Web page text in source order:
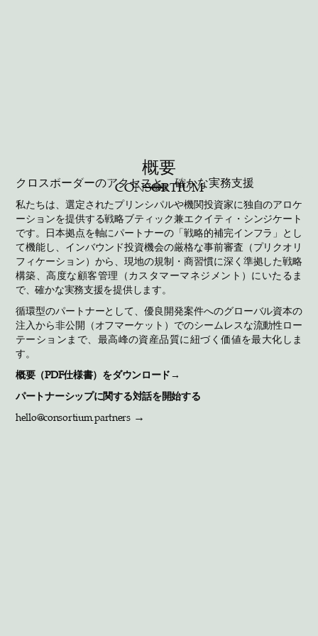
概要
CONSORTIUM
概要
クロスボーダーのアクセスと、確かな実務支援
私たちは、選定されたプリンシパルや機関投資家に独自のアロケ
ーションを提供する戦略ブティック兼エクイティ・シンジケート
です。日本拠点を軸にパートナーの「戦略的補完インフラ」とし
て機能し、インバウンド投資機会の厳格な事前審査（プリクオリ
フィケーション）から、現地の規制・商習慣に深く準拠した戦略
構築、高度な顧客管理（カスタマーマネジメント）にいたるま
で、確かな実務支援を提供します。
循環型のパートナーとして、優良開発案件へのグローバル資本の
注入から非公開（オフマーケット）でのシームレスな流動性ロー
テーションまで、最高峰の資産品質に紐づく価値を最大化しま
す。
概要（PDF仕様書）をダウンロード→
パートナーシップに関する対話を開始する
hello@consortium.partners →
©2026 CONSORTIUM | ALL RIGHTS RESERVED